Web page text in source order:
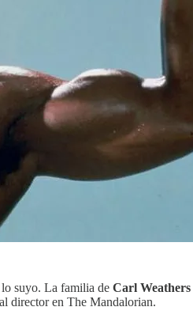
lo suyo. La familia de Carl Weathers
director en The Mandalorian.